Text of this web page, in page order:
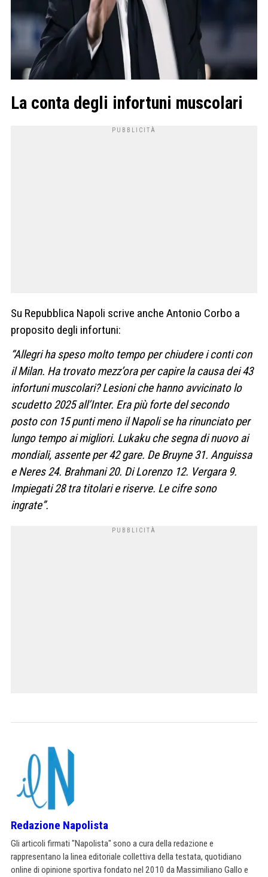
La conta degli infortuni muscolari
Su Repubblica Napoli scrive anche Antonio Corbo a
proposito degli infortuni:
“Allegri ha speso molto tempo per chiudere i conti con
il Milan. Ha trovato mezz’ora per capire la causa dei 43
infortuni muscolari? Lesioni che hanno avvicinato lo
scudetto 2025 all’Inter. Era più forte del secondo
posto con 15 punti meno il Napoli se ha rinunciato per
lungo tempo ai migliori. Lukaku che segna di nuovo ai
mondiali, assente per 42 gare. De Bruyne 31. Anguissa
e Neres 24. Brahmani 20. Di Lorenzo 12. Vergara 9.
Impiegati 28 tra titolari e riserve. Le cifre sono
ingrate”.
Redazione Napolista
Gli articoli firmati "Napolista" sono a cura della redazione e
rappresentano la linea editoriale collettiva della testata, quotidiano
online di opinione sportiva fondato nel 2010 da Massimiliano Gallo e